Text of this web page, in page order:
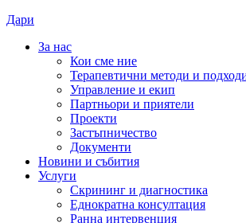
Дари
За нас
Кои сме ние
Терапевтични методи и
Управление и екип
Партньори и приятели
Проекти
Застъпничество
Документи
Новини и събития
Услуги
Скрининг и диагностика
Еднократна консултация
Ранна интервенция